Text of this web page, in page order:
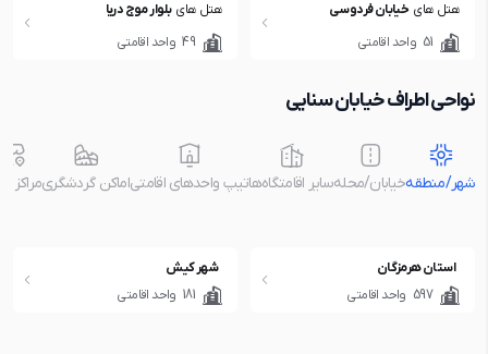
هتل های خیابان فردوسی
51 واحد اقامتی
هتل های بلوار موج دریا
49 واحد اقامتی
نواحی اطراف خیابان سنایی
شهر/منطقهخیابان/محلهسایر اقامتگاه‌هاتیپ واحدهای اقامتیاماکن گردشگریمراکز
استان هرمزگان
597 واحد اقامتی
شهر کیش
181 واحد اقامتی